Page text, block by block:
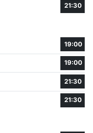
21:30
19:00
19:00
21:30
21:30